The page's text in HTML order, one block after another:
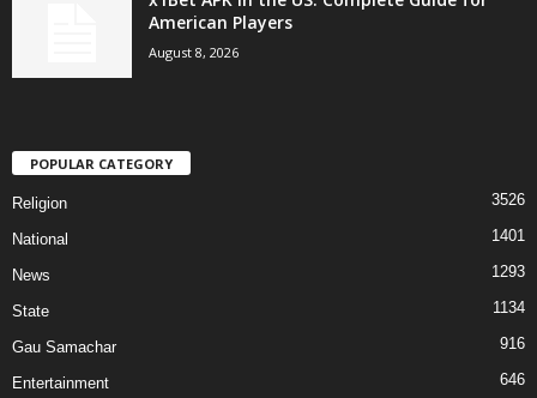
American Players
August 8, 2026
POPULAR CATEGORY
Religion 3526
National 1401
News 1293
State 1134
Gau Samachar 916
Entertainment 646